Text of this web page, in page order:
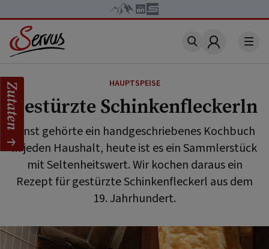
Account
HAUPTSPEISE
Gestürzte Schinkenfleckerln
Einst gehörte ein handgeschriebenes Kochbuch
in jeden Haushalt, heute ist es ein Sammlerstück
mit Seltenheitswert. Wir kochen daraus ein
Rezept für gestürzte Schinkenfleckerl aus dem
19. Jahrhundert.
Zutaten